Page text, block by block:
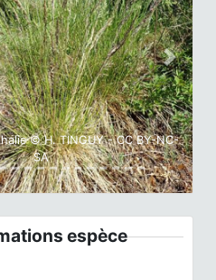
© H. TINGUY - CC BY-NC-
SA
Next
espèce